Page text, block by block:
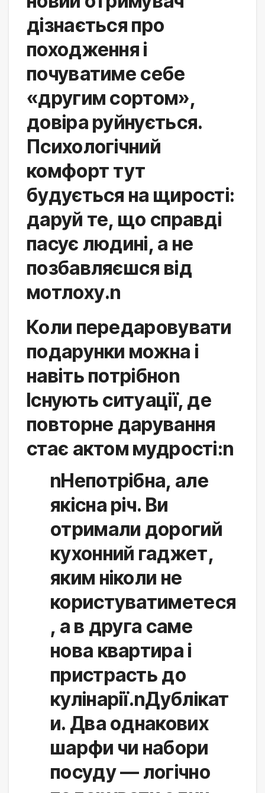
дізнається про
походження і
почуватиме себе
«другим сортом»,
довіра руйнується.
Психологічний
комфорт тут
будується на щирості:
даруй те, що справді
пасує людині, а не
позбавляєшся від
мотлоху.n
Коли передаровувати
подарунки можна і
навіть потрібноn
Існують ситуації, де
повторне дарування
стає актом мудрості:n
nНепотрібна, але
якісна річ. Ви
отримали дорогий
кухонний гаджет,
яким ніколи не
користуватиметеся
, а в друга саме
нова квартира і
пристрасть до
кулінарії.nДублікат
и. Два однакових
шарфи чи набори
посуду — логічно